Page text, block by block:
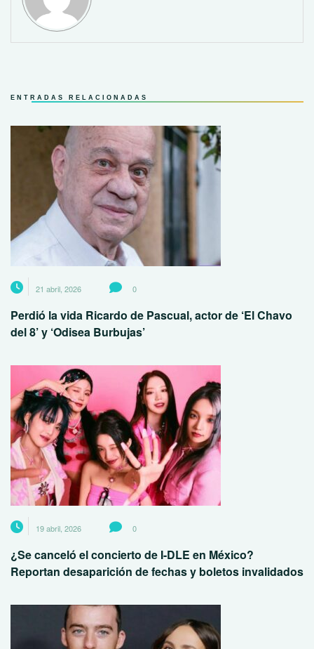
ENTRADAS RELACIONADAS
21 abril, 2026 0
Perdió la vida Ricardo de Pascual, actor de ‘El Chavo
del 8’ y ‘Odisea Burbujas’
19 abril, 2026 0
¿Se canceló el concierto de I-DLE en México?
Reportan desaparición de fechas y boletos invalidados